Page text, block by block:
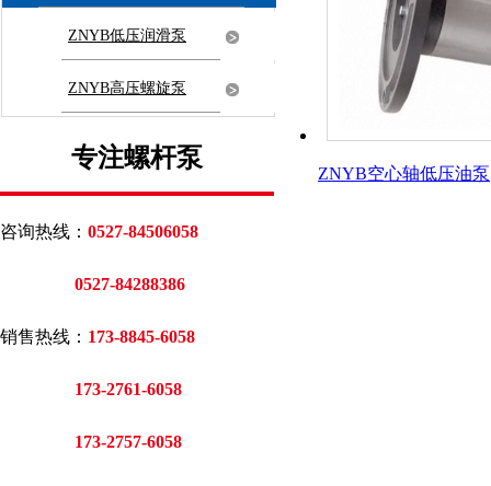
ZNYB低压润滑泵
ZNYB高压螺旋泵
专注螺杆泵
咨询热线： 0527-84506058
0527-84288386
销售热线： 173-8845-6058
173-2761-6058
173-2757-6058
ZNYB空心轴低压油泵